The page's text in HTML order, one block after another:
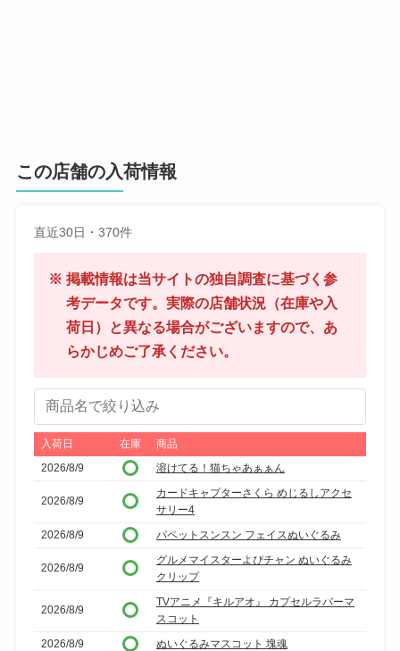
この店舗の入荷情報
直近30日・370件
※ 掲載情報は当サイトの独自調査に基づく参
考データです。実際の店舗状況（在庫や入
荷日）と異なる場合がございますので、あ
らかじめご了承ください。
商
品
名
で
込
入荷日 在庫
商品
2026/8/9
溶けてる！猫ちゃあぁぁん
2026/8/9
カードキャプターさくら めじるしアクセ
サリー4
2026/8/9
パペットスンスン フェイスぬいぐるみ
2026/8/9
グルメマイスターよぴチャン ぬいぐるみ
クリップ
2026/8/9
TVアニメ『キルアオ』 カプセルラバーマ
スコット
2026/8/9
ぬいぐるみマスコット 塊魂